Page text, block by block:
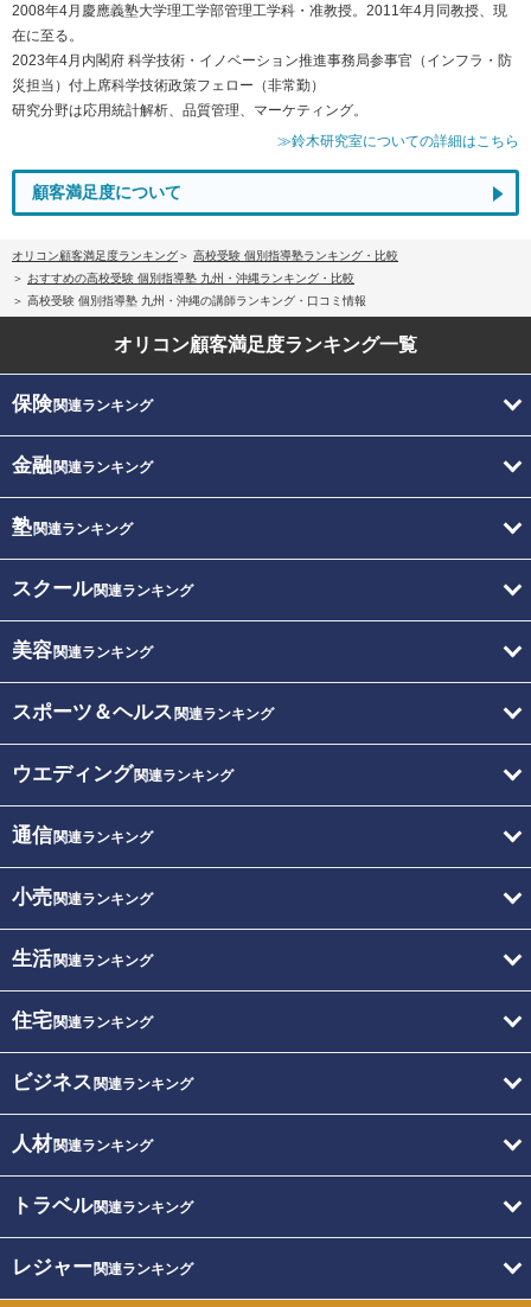
2008年4月慶應義塾大学理工学部管理工学科・准教授。2011年4月同教授、現
在に至る。
2023年4月内閣府 科学技術・イノベーション推進事務局参事官（インフラ・防
災担当）付上席科学技術政策フェロー（非常勤）
研究分野は応用統計解析、品質管理、マーケティング。
≫鈴木研究室についての詳細はこちら
顧客満足度について
オリコン顧客満足度ランキング
高校受験 個別指導塾ランキング・比較
おすすめの高校受験 個別指導塾 九州・沖縄ランキング・比較
高校受験 個別指導塾 九州・沖縄の講師ランキング・口コミ情報
オリコン顧客満足度ランキング一覧
保険関連ランキング
金融関連ランキング
塾関連ランキング
スクール関連ランキング
美容関連ランキング
スポーツ＆ヘルス 関連ランキング
ウエディング関連ランキング
通信関連ランキング
小売関連ランキング
生活関連ランキング
住宅関連ランキング
ビジネス 関連ランキング
人材関連ランキング
トラベル関連ランキング
レジャー関連ランキング